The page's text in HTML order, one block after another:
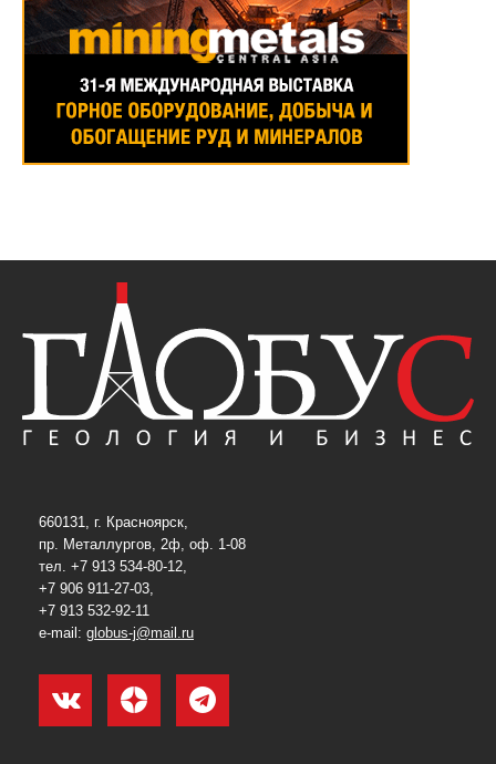
660131, г. Красноярск,
пр. Металлургов, 2ф, оф. 1-08
тел. +7 913 534-80-12,
+7 906 911-27-03,
+7 913 532-92-11
e-mail: globus-j@mail.ru